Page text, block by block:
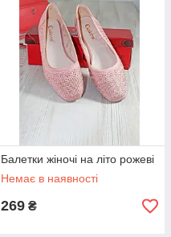
Балетки жіночі на літо рожеві
Немає в наявності
269 ₴